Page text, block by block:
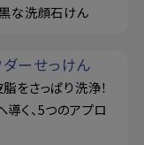
な洗顔石けん
ーせっけん
をさっぱり洗浄！
く、5つのアプロ